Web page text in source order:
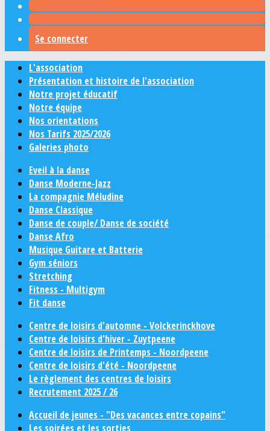
Se connecter
L'association
Présentation et histoire de l'association
Notre projet éducatif
Notre équipe
Nos orientations
Nos Tarifs 2025/2026
Galeries photo
Eveil à la danse
Danse Moderne-Jazz
La compagnie Méludine
Danse Classique
Danse de couple/ Danse de société
Danse Afro
Musique Guitare et Batterie
Gym séniors
Stretching
Fitness - Multigym
Fit danse
Centre de loisirs d'automne - Volckerinckhove
Centre de loisirs d'hiver - Zuytpeene
Centre de loisirs de Printemps - Noordpeene
Centre de loisirs d'été - Noordpeene
Le règlement des centres de loisirs
Recrutement 2025 / 26
Accueil de jeunes - "Des vacances entre copains"
Les soirées et les sorties